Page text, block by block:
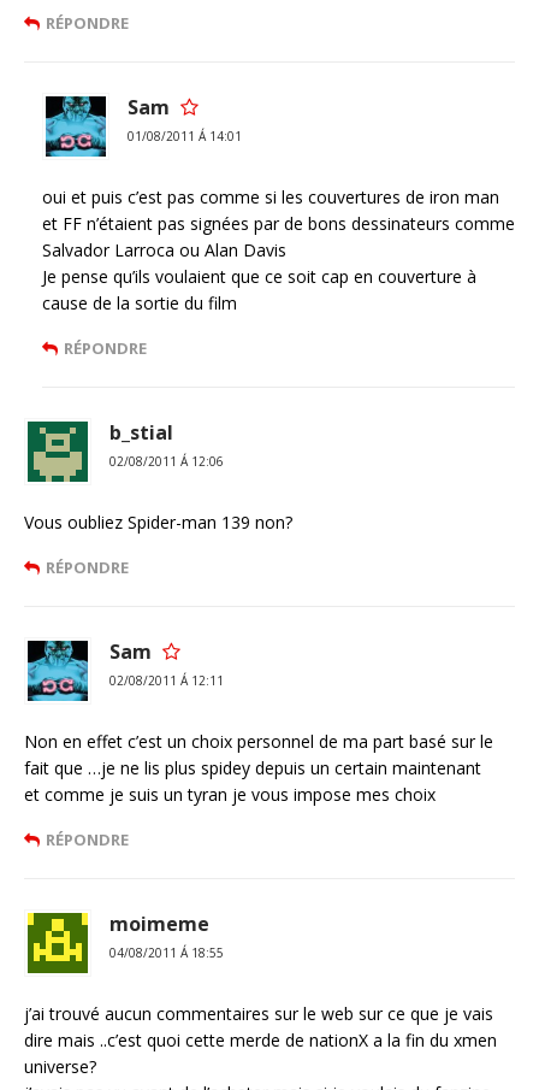
RÉPONDRE
Sam
01/08/2011 Á 14:01
oui et puis c’est pas comme si les couvertures de iron man
et FF n’étaient pas signées par de bons dessinateurs comme
Salvador Larroca ou Alan Davis
Je pense qu’ils voulaient que ce soit cap en couverture à
cause de la sortie du film
RÉPONDRE
b_stial
02/08/2011 Á 12:06
Vous oubliez Spider-man 139 non?
RÉPONDRE
Sam
02/08/2011 Á 12:11
Non en effet c’est un choix personnel de ma part basé sur le
fait que …je ne lis plus spidey depuis un certain maintenant
et comme je suis un tyran je vous impose mes choix
RÉPONDRE
moimeme
04/08/2011 Á 18:55
j’ai trouvé aucun commentaires sur le web sur ce que je vais
dire mais ..c’est quoi cette merde de nationX a la fin du xmen
universe?